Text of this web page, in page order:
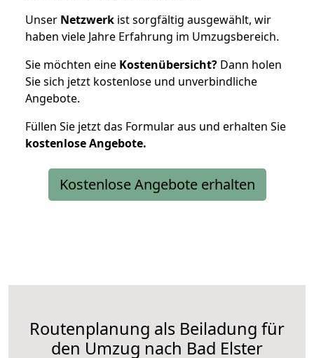
Unser Netzwerk ist sorgfältig ausgewählt, wir
haben viele Jahre Erfahrung im Umzugsbereich.
Sie möchten eine Kostenübersicht? Dann holen
Sie sich jetzt kostenlose und unverbindliche
Angebote.
Füllen Sie jetzt das Formular aus und erhalten Sie
kostenloseAngebote.
Kostenlose Angebote erhalten
Routenplanung als Beiladung für
den Umzug nach Bad Elster